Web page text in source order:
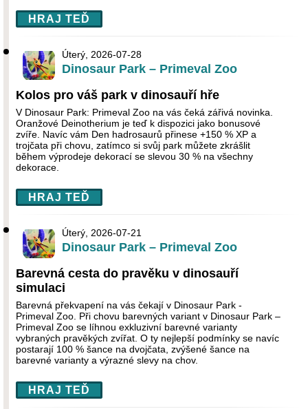
HRAJ TEĎ
Úterý, 2026-07-28
Dinosaur Park – Primeval Zoo
Kolos pro váš park v dinosauří hře
V Dinosaur Park: Primeval Zoo na vás čeká zářivá novinka.
Oranžové Deinotherium je teď k dispozici jako bonusové
zvíře. Navíc vám Den hadrosaurů přinese +150 % XP a
trojčata při chovu, zatímco si svůj park můžete zkrášlit
během výprodeje dekorací se slevou 30 % na všechny
dekorace.
HRAJ TEĎ
Úterý, 2026-07-21
Dinosaur Park – Primeval Zoo
Barevná cesta do pravěku v dinosauří
simulaci
Barevná překvapení na vás čekají v Dinosaur Park -
Primeval Zoo. Při chovu barevných variant v Dinosaur Park –
Primeval Zoo se líhnou exkluzivní barevné varianty
vybraných pravěkých zvířat. O ty nejlepší podmínky se navíc
postarají 100 % šance na dvojčata, zvýšené šance na
barevné varianty a výrazné slevy na chov.
HRAJ TEĎ